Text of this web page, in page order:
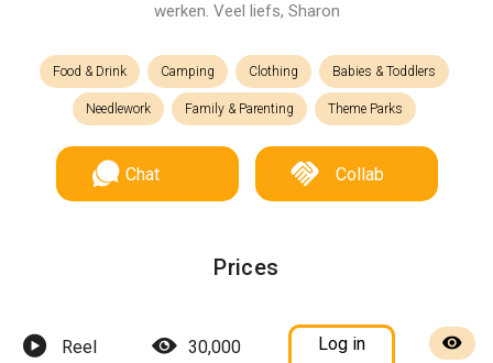
werken. Veel liefs, Sharon
Food & Drink Camping Clothing Babies & Toddlers
Needlework Family & Parenting Theme Parks
Chat Collab
Prices
Reel 30,000 Log in